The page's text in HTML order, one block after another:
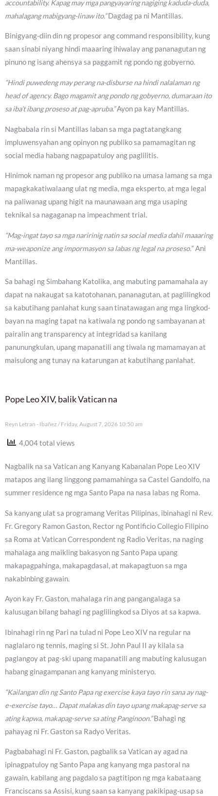
accountability. Kapag may mga pangyayaring nagiging kaduda-duda,
mahalagang mabigyang-linaw ito.”Dagdag pa ni Mantillas.
Binigyang-diin din ng propesor ang command responsibility, kung
saan sinabi niyang hindi maaaring ihiwalay ang pananagutan ng
pinuno ng isang ahensya sa paggamit ng pondo ng gobyerno.
“Hindi puwedeng may perang na-disburse na hindi nalalaman ng
head of agency. Bago magamit ang pondo ng gobyerno, dumaraan ito
sa iba’t ibang proseso at pag-apruba.”Ayon pa kay Mantillas.
Nagbabala rin si Mantillas laban sa mga pagtatangkang
impluwensyahan ang opinyon ng publiko sa pamamagitan ng
social media habang nagpapatuloy ang paglilitis.
Hinimok naman ng propesor ang publiko na umasa lamang sa mga
mapagkakatiwalaang ulat ng media, mga eksperto, at mga legal
na paliwanag upang higit na maunawaan ang mga usaping
teknikal sa nagaganap na impeachment trial.
“Mag-ingat tayo sa mga naririnig natin sa social media dahil maaaring
ma-weaponize ang impormasyon sa labas ng legal na proseso.” Ani
Mantillas.
Sa bahagi ng Simbahang Katolika, ang mabuting pamamahala ay
dapat na nakaugat sa katotohanan, pananagutan, at paglilingkod
sa kabutihang panlahat kung saan tinatawagan ang mga lingkod-
bayan na maging tapat na katiwala ng pondo ng sambayanan at
pairalin ang transparency at integridad sa kanilang
panunungkulan, upang mapanatili ang tiwala ng mamamayan at
maisulong ang tunay na katarungan at kabutihang panlahat.
Pope Leo XIV, balik Vatican na
Reyn Letran - Ibañez Friday, August 7, 2026 10:50 am
4,004 total views
Nagbalik na sa Vatican ang Kanyang Kabanalan Pope Leo XIV
matapos ang ilang linggong pamamahinga sa Castel Gandolfo, na
summer residence ng mga Santo Papa na nasa labas ng Roma.
Sa kanyang ulat sa programang Veritas Pilipinas, ibinahagi ni Rev.
Fr. Gregory Ramon Gaston, Rector ng Pontificio Collegio Filipino
sa Roma at Vatican Correspondent ng Radio Veritas, na naging
mahalaga ang maikling bakasyon ng Santo Papa upang
makapagpahinga, makapagdasal, at makapagtuon sa mga
nakabinbing gawain.
Ayon kay Fr. Gaston, mahalaga rin ang pangangalaga sa
kalusugan bilang bahagi ng paglilingkod sa Diyos at sa kapwa.
Ibinahagi rin ng Pari na tulad ni Pope Leo XIV na regular na
naglalaro ng tennis, maging si St. John Paul II ay kilala sa
paglangoy at pag-ski upang mapanatili ang mabuting kalusugan
habang ginagampanan ang kanyang ministeryo.
“Kailangan din ng Santo Papa ng exercise kaya tayo rin sana ay nag-
e-exercise tayo… Dapat malakas din tayo upang makapag-serve sa
ating kapwa, makapag-serve sa ating Panginoon.”Bahagi ng
pahayag ni Fr. Gaston sa Radyo Veritas.
Pagbabahagi ni Fr. Gaston, pagbalik sa Vatican ay agad na
ipinagpatuloy ng Santo Papa ang kanyang mga pastoral na
gawain, kabilang ang pagdalo sa pagtitipon ng mga kabataang
Franciscans sa Assisi, kung saan sa kanyang pakikipag-usap sa